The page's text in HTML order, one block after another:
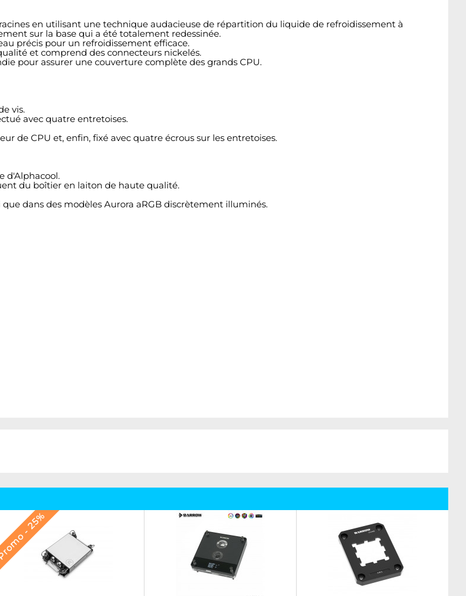
en utilisant une technique audacieuse de répartition du liquide de refroidissement à
sur la base qui a été totalement redessinée.
précis pour un refroidissement efficace.
et comprend des connecteurs nickelés.
pour assurer une couverture complète des grands CPU.
vis.
avec quatre entretoises.
de CPU et, enfin, fixé avec quatre écrous sur les entretoises.
d'Alphacool.
du boîtier en laiton de haute qualité.
dans des modèles Aurora aRGB discrètement illuminés.
- 25%